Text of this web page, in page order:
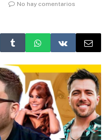
No hay comentarios